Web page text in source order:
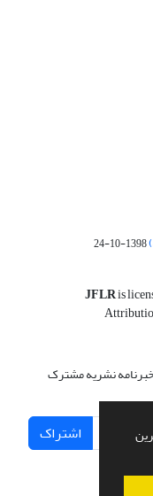
1398-10-24
JFLRis
خبرنامه نشریه مشترک
اشتراک